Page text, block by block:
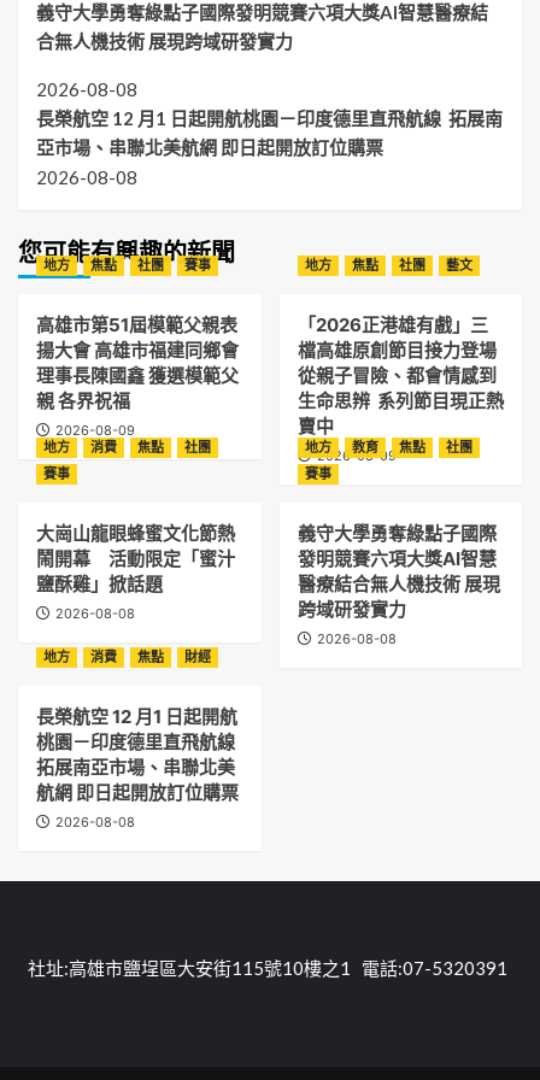
義守大學勇奪綠點子國際發明競賽六項大獎AI智慧醫療結
合無人機技術 展現跨域研發實力
2026-08-08
長榮航空 12 月1 日起開航桃園－印度德里直飛航線 拓展南
亞市場、串聯北美航網 即日起開放訂位購票
2026-08-08
您可能有興趣的新聞
地方 焦點 社團 賽事
高雄市第51屆模範父親表
揚大會 高雄市福建同鄉會
理事長陳國鑫 獲選模範父
親 各界祝福
2026-08-09
地方 焦點 社團 藝文
「2026正港雄有戲」三
檔高雄原創節目接力登場
從親子冒險、都會情感到
生命思辨 系列節目現正熱
賣中
2026-08-09
地方 消費 焦點
社團
賽事
大崗山龍眼蜂蜜文化節熱
鬧開幕 活動限定「蜜汁
鹽酥雞」掀話題
2026-08-08
地方 教育 焦點
社團
賽事
義守大學勇奪綠點子國際
發明競賽六項大獎AI智慧
醫療結合無人機技術 展現
跨域研發實力
2026-08-08
地方
消費 焦點 財經
長榮航空 12 月1 日起開航
桃園－印度德里直飛航線
拓展南亞市場、串聯北美
航網 即日起開放訂位購票
2026-08-08
社址:高雄市鹽埕區大安街115號10樓之1 電話:07-5320391